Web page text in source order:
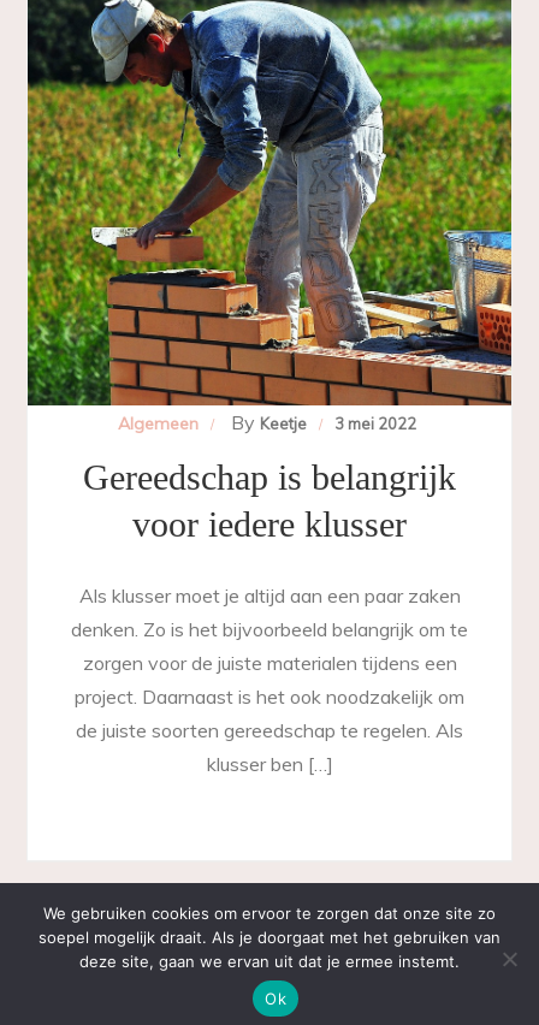
Algemeen By Keetje 3 mei 2022
Gereedschap is belangrijk
voor iedere klusser
Als klusser moet je altijd aan een paar zaken
denken. Zo is het bijvoorbeeld belangrijk om te
zorgen voor de juiste materialen tijdens een
project. Daarnaast is het ook noodzakelijk om
de juiste soorten gereedschap te regelen. Als
klusser ben […]
Copyright © Alle rechten voorbehouden.Theme BlogBell
Sensational Theme
We gebruiken cookies om ervoor te zorgen dat onze site zo
soepel mogelijk draait. Als je doorgaat met het gebruiken van
deze site, gaan we ervan uit dat je ermee instemt.
Ok